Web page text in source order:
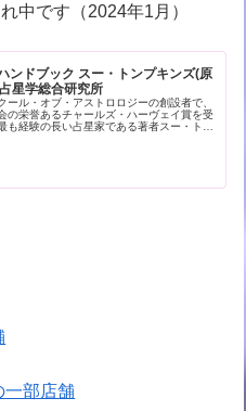
中です（2024年1月）
ンドブック スー・トンプキンズ(原
星学総合研究所
ール・オブ・アストロロジーの創設者で、
の栄誉あるチャールズ・ハーヴェイ賞を受
も経験の長い占星家である著者スー・トン
一部店舗